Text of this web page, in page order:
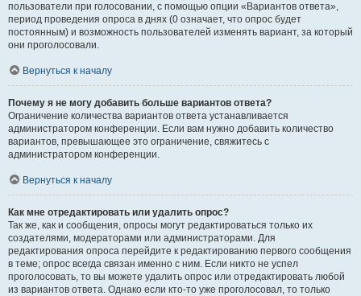
пользователи при голосовании, с помощью опции «Вариантов ответа»,
период проведения опроса в днях (0 означает, что опрос будет
постоянным) и возможность пользователей изменять вариант, за который
они проголосовали.
Вернуться к началу
Почему я не могу добавить больше вариантов ответа?
Ограничение количества вариантов ответа устанавливается
администратором конференции. Если вам нужно добавить количество
вариантов, превышающее это ограничение, свяжитесь с
администратором конференции.
Вернуться к началу
Как мне отредактировать или удалить опрос?
Так же, как и сообщения, опросы могут редактироваться только их
создателями, модераторами или администраторами. Для
редактирования опроса перейдите к редактированию первого сообщения
в теме; опрос всегда связан именно с ним. Если никто не успел
проголосовать, то вы можете удалить опрос или отредактировать любой
из вариантов ответа. Однако если кто-то уже проголосовал, то только